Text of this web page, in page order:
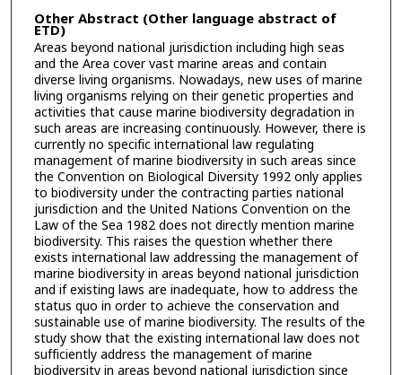
Other Abstract (Other language abstract of
ETD)
Areas beyond national jurisdiction including high seas
and the Area cover vast marine areas and contain
diverse living organisms. Nowadays, new uses of marine
living organisms relying on their genetic properties and
activities that cause marine biodiversity degradation in
such areas are increasing continuously. However, there is
currently no specific international law regulating
management of marine biodiversity in such areas since
the Convention on Biological Diversity 1992 only applies
to biodiversity under the contracting parties national
jurisdiction and the United Nations Convention on the
Law of the Sea 1982 does not directly mention marine
biodiversity. This raises the question whether there
exists international law addressing the management of
marine biodiversity in areas beyond national jurisdiction
and if existing laws are inadequate, how to address the
status quo in order to achieve the conservation and
sustainable use of marine biodiversity. The results of the
study show that the existing international law does not
sufficiently address the management of marine
biodiversity in areas beyond national jurisdiction since